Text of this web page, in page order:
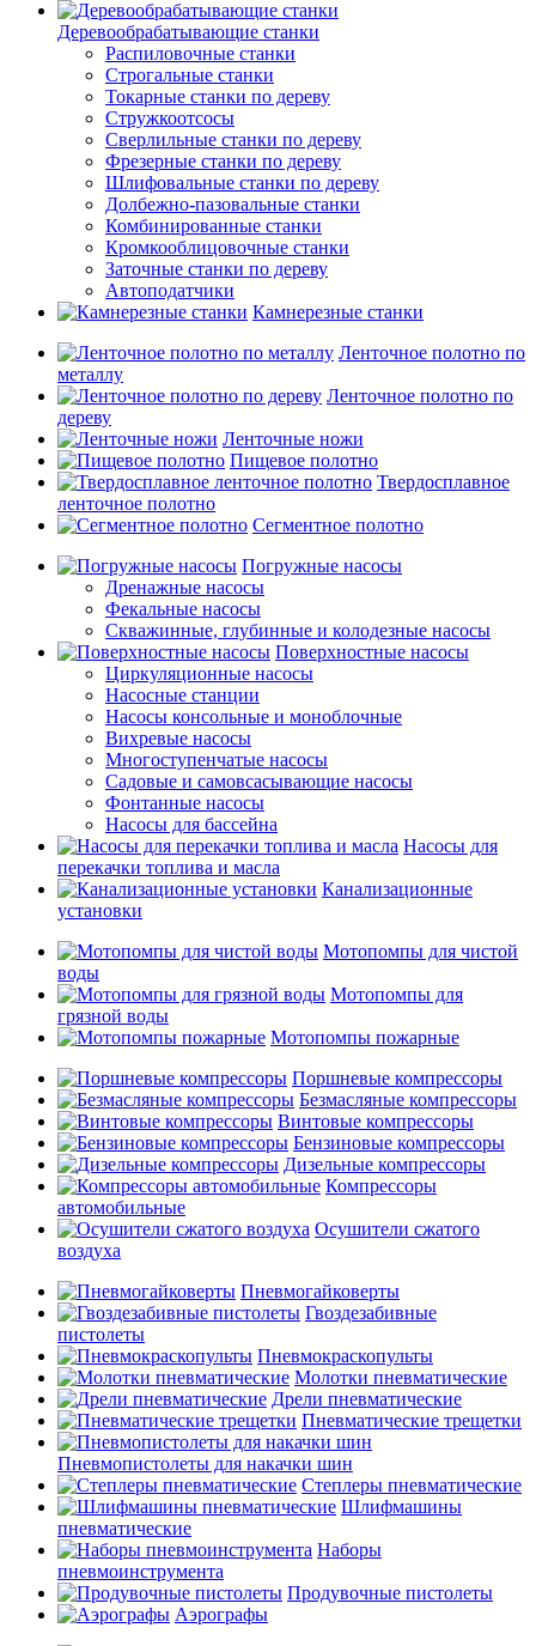
Деревообрабатывающие станки
Распиловочные станки
Строгальные станки
Токарные станки по дереву
Стружкоотсосы
Сверлильные станки по дереву
Фрезерные станки по дереву
Шлифовальные станки по дереву
Долбежно-пазовальные станки
Комбинированные станки
Кромкооблицовочные станки
Заточные станки по дереву
Автоподатчики
Камнерезные станки
Ленточное полотно по
металлу
Ленточное полотно по
дереву
Ленточные ножи
Пищевое полотно
Твердосплавное
ленточное полотно
Сегментное полотно
Погружные насосы
Дренажные насосы
Фекальные насосы
Скважинные, глубинные и колодезные насосы
Поверхностные насосы
Циркуляционные насосы
Насосные станции
Насосы консольные и моноблочные
Вихревые насосы
Многоступенчатые насосы
Садовые и самовсасывающие насосы
Фонтанные насосы
Насосы для бассейна
Насосы для
перекачки топлива и масла
Канализационные
установки
Мотопомпы для чистой
воды
Мотопомпы для
грязной воды
Мотопомпы пожарные
Поршневые компрессоры
Безмасляные компрессоры
Винтовые компрессоры
Бензиновые компрессоры
Дизельные компрессоры
Компрессоры
автомобильные
Осушители сжатого
воздуха
Пневмогайковерты
Гвоздезабивные
пистолеты
Пневмокраскопульты
Молотки пневматические
Дрели пневматические
Пневматические трещетки
Пневмопистолеты для накачки шин
Степлеры пневматические
Шлифмашины
пневматические
Наборы
пневмоинструмента
Продувочные пистолеты
Аэрографы